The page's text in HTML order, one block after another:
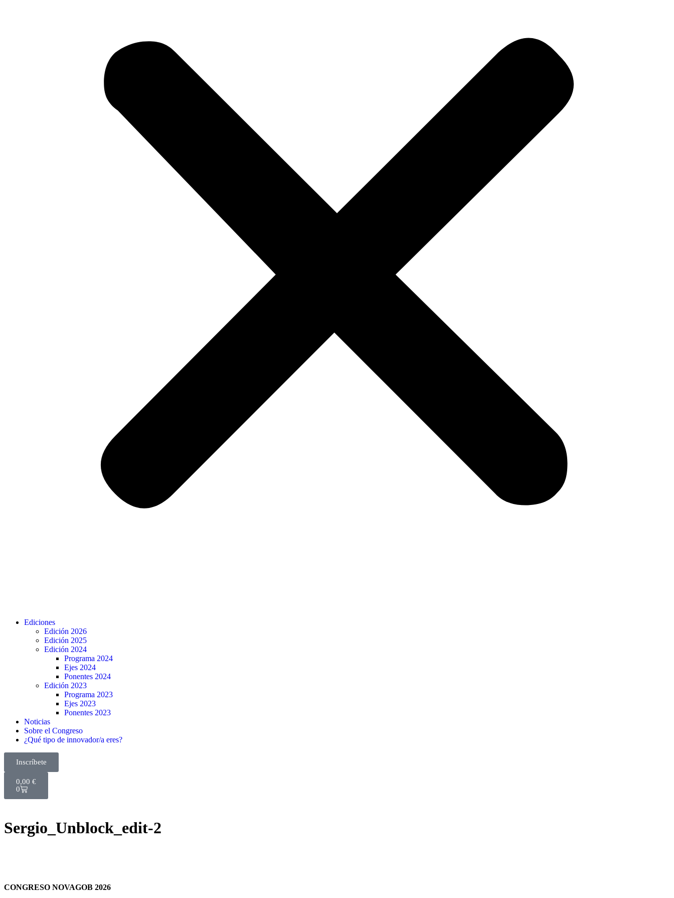
Ediciones
Edición 2026
Edición 2025
Edición 2024
Programa 2024
Ejes 2024
Ponentes 2024
Edición 2023
Programa 2023
Ejes 2023
Ponentes 2023
Noticias
Sobre el Congreso
¿Qué tipo de innovador/a eres?
Inscríbete
0,00 €
0
Sergio_Unblock_edit-2
CONGRESO NOVAGOB 2026